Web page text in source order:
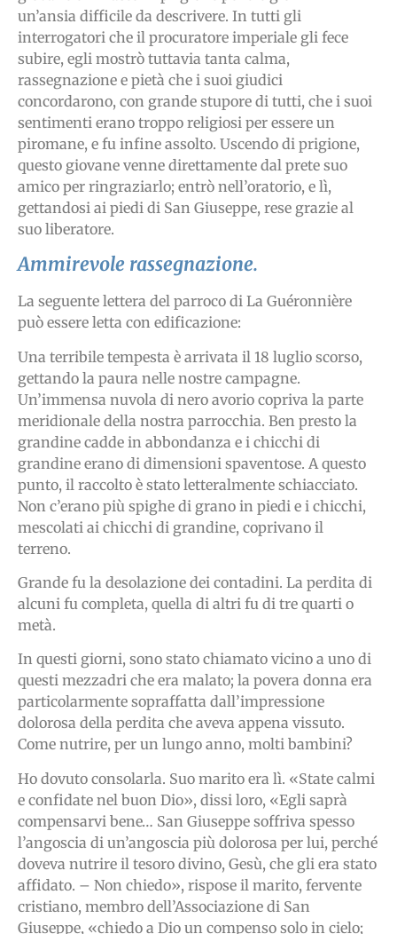
un’ansia difficile da descrivere. In tutti gli
interrogatori che il procuratore imperiale gli fece
subire, egli mostrò tuttavia tanta calma,
rassegnazione e pietà che i suoi giudici
concordarono, con grande stupore di tutti, che i suoi
sentimenti erano troppo religiosi per essere un
piromane, e fu infine assolto. Uscendo di prigione,
questo giovane venne direttamente dal prete suo
amico per ringraziarlo; entrò nell’oratorio, e lì,
gettandosi ai piedi di San Giuseppe, rese grazie al
suo liberatore.
Ammirevole rassegnazione.
La seguente lettera del parroco di La Guéronnière
può essere letta con edificazione:
Una terribile tempesta è arrivata il 18 luglio scorso,
gettando la paura nelle nostre campagne.
Un’immensa nuvola di nero avorio copriva la parte
meridionale della nostra parrocchia. Ben presto la
grandine cadde in abbondanza e i chicchi di
grandine erano di dimensioni spaventose. A questo
punto, il raccolto è stato letteralmente schiacciato.
Non c’erano più spighe di grano in piedi e i chicchi,
mescolati ai chicchi di grandine, coprivano il
terreno.
Grande fu la desolazione dei contadini. La perdita di
alcuni fu completa, quella di altri fu di tre quarti o
metà.
In questi giorni, sono stato chiamato vicino a uno di
questi mezzadri che era malato; la povera donna era
particolarmente sopraffatta dall’impressione
dolorosa della perdita che aveva appena vissuto.
Come nutrire, per un lungo anno, molti bambini?
Ho dovuto consolarla. Suo marito era lì. «State calmi
e confidate nel buon Dio», dissi loro, «Egli saprà
compensarvi bene… San Giuseppe soffriva spesso
l’angoscia di un’angoscia più dolorosa per lui, perché
doveva nutrire il tesoro divino, Gesù, che gli era stato
affidato. – Non chiedo», rispose il marito, fervente
cristiano, membro dell’Associazione di San
Giuseppe, «chiedo a Dio un compenso solo in cielo;